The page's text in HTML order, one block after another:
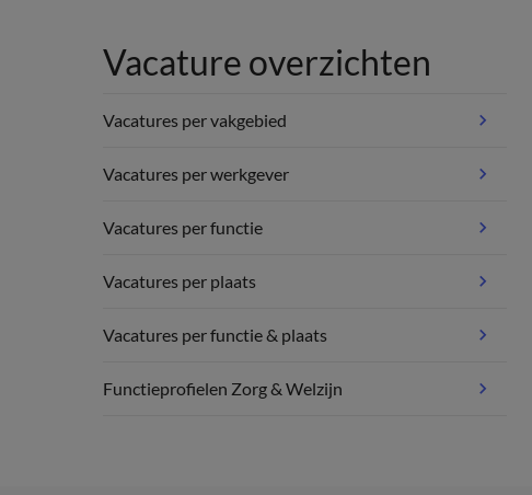
Vacature overzichten
Vacatures per vakgebied
Vacatures per werkgever
Vacatures per functie
Vacatures per plaats
Vacatures per functie & plaats
Functieprofielen Zorg & Welzijn